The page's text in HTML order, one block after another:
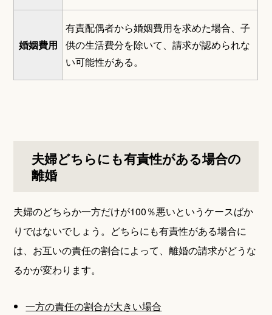
婚姻費用
有責配偶者から婚姻費用を求めた場合、子
供の生活費分を除いて、請求が認められな
い可能性がある。
夫婦どちらにも有責性がある場合の
離婚
夫婦のどちらか一方だけが100％悪いというケースばか
りではないでしょう。どちらにも有責性がある場合に
は、お互いの責任の割合によって、離婚の請求がどうな
るかが変わります。
一方の責任の割合が大きい場合